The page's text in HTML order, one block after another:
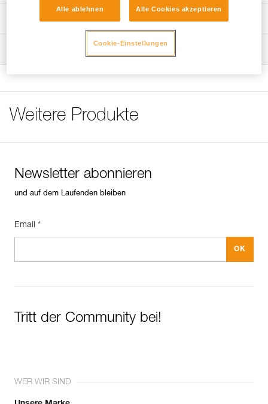
Abriebfeste steife Verstärkung des Fußteils, um den
Einstieg zu erleichtern.
Der elastische Riemen gewährleistet den Halt des Fußes
Material: Polyamid, Stahl
Technische Informationen
Pflegeempfehlungen für Ihre Ausrüstung
Weitere Produkte
Newsletter abonnieren
und auf dem Laufenden bleiben
Email *
Tritt der Community bei!
WER WIR SIND
Alle ablehnen Alle Cookies akzeptieren
Cookie-Einstellungen